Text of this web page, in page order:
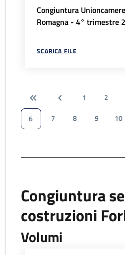
Congiuntura
Romagna - 4° trimestre
SCARICA FILE
1 2
6
7 8 9 10
Congiuntura
costruzioni
Volumi